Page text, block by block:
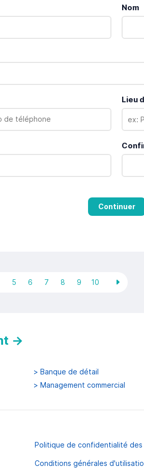
Nom
Lieu
Continuer
5 6 7 8 9 10
→
> Banque de détail
> Management commercial
Politique de confidentialité des
Conditions générales